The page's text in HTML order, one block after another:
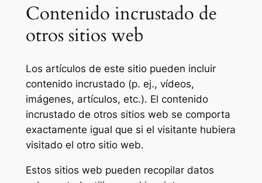
Contenido incrustado de
otros sitios web
Los artículos de este sitio pueden incluir
contenido incrustado (p. ej., vídeos,
imágenes, artículos, etc.). El contenido
incrustado de otros sitios web se comporta
exactamente igual que si el visitante hubiera
visitado el otro sitio web.
Estos sitios web pueden recopilar datos